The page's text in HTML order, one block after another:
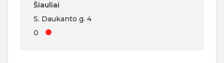
Šiauliai
S. Daukanto g. 4
0